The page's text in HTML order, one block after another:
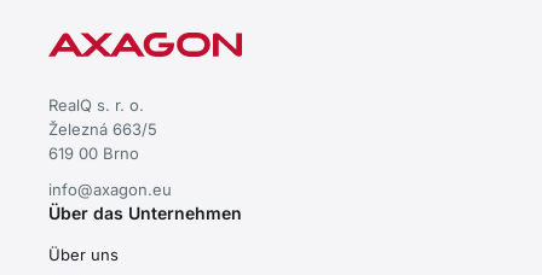
RealQ s. r. o.
Železná 663/5
619 00 Brno
info@axagon.eu
Über das Unternehmen
Über uns